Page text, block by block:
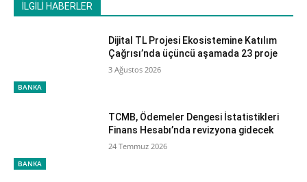
İLGİLİ HABERLER
BANKA
Dijital TL Projesi Ekosistemine Katılım
Çağrısı’nda üçüncü aşamada 23 proje
3 Ağustos 2026
BANKA
TCMB, Ödemeler Dengesi İstatistikleri
Finans Hesabı’nda revizyona gidecek
24 Temmuz 2026